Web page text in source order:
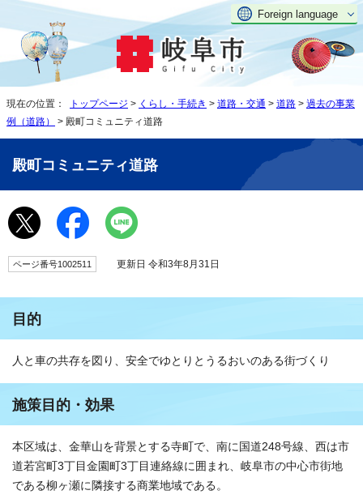
Foreign language
現在の位置： トップページ > くらし・手続き > 道路・交通 > 道路 > 過去の事業
例（道路）
> 殿町コミュニティ道路
殿町コミュニティ道路
ページ番号1002511 更新日 令和3年8月31日
目的
人と車の共存を図り、安全でゆとりとうるおいのある街づくり
施策目的・効果
本区域は、金華山を背景とする寺町で、南に国道248号線、西は市
道若宮町3丁目金園町3丁目連絡線に囲まれ、岐阜市の中心市街地
である柳ヶ瀬に隣接する商業地域である。